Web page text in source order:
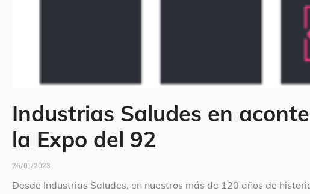
Industrias Saludes en
la Expo del 92
26/01/2023
Desde Industrias Saludes, en nuestros más de 120 años de